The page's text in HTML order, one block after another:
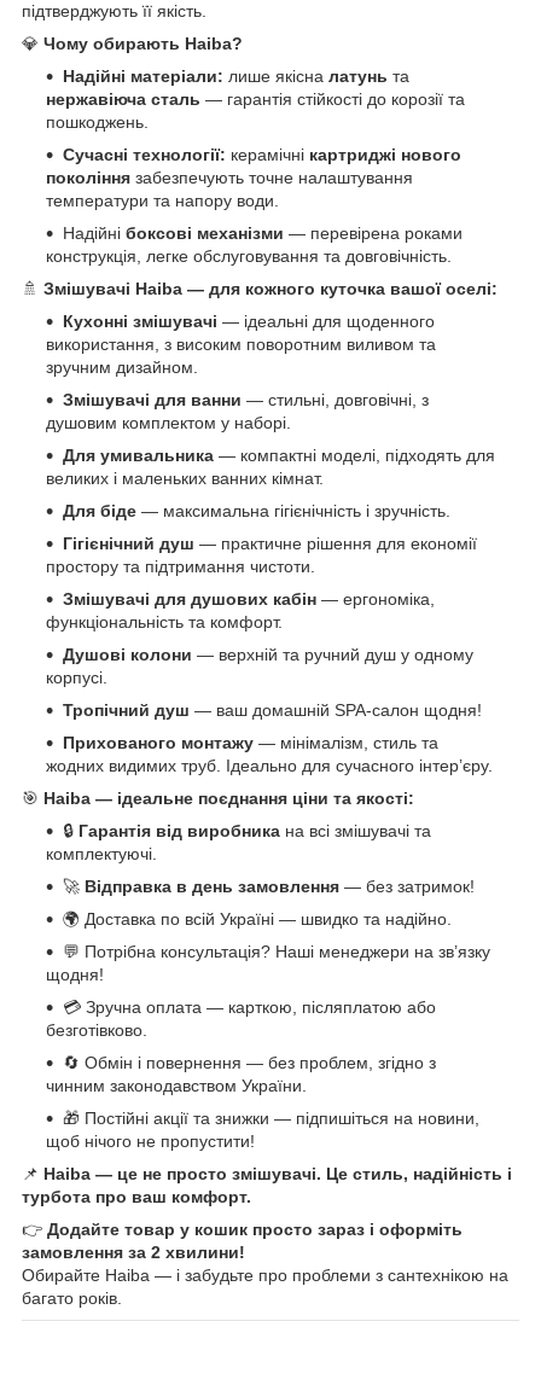
підтверджують її якість.
💎 Чому обирають Haiba?
Надійні матеріали: лише якісна латунь та
нержавіюча сталь — гарантія стійкості до корозії та
пошкоджень.
Сучасні технології: керамічні картриджі нового
покоління забезпечують точне налаштування
температури та напору води.
Надійні боксові механізми — перевірена роками
конструкція, легке обслуговування та довговічність.
🚿 Змішувачі Haiba — для кожного куточка вашої оселі:
Кухонні змішувачі — ідеальні для щоденного
використання, з високим поворотним виливом та
зручним дизайном.
Змішувачі для ванни — стильні, довговічні, з
душовим комплектом у наборі.
Для умивальника — компактні моделі, підходять для
великих і маленьких ванних кімнат.
Для біде — максимальна гігієнічність і зручність.
Гігієнічний душ — практичне рішення для економії
простору та підтримання чистоти.
Змішувачі для душових кабін — ергономіка,
функціональність та комфорт.
Душові колони — верхній та ручний душ у одному
корпусі.
Тропічний душ — ваш домашній SPA-салон щодня!
Прихованого монтажу — мінімалізм, стиль та
жодних видимих труб. Ідеально для сучасного інтер’єру.
🎯 Haiba — ідеальне поєднання ціни та якості:
🔒 Гарантія від виробника на всі змішувачі та
комплектуючі.
🚀 Відправка в день замовлення — без затримок!
🌍 Доставка по всій Україні — швидко та надійно.
💬 Потрібна консультація? Наші менеджери на зв’язку
щодня!
💳 Зручна оплата — карткою, післяплатою або
безготівково.
🔄 Обмін і повернення — без проблем, згідно з
чинним законодавством України.
🎁 Постійні акції та знижки — підпишіться на новини,
щоб нічого не пропустити!
📌 Haiba — це не просто змішувачі. Це стиль, надійність і
турбота про ваш комфорт.
👉 Додайте товар у кошик просто зараз і оформіть
замовлення за 2 хвилини!
Обирайте Haiba — і забудьте про проблеми з сантехнікою на
багато років.